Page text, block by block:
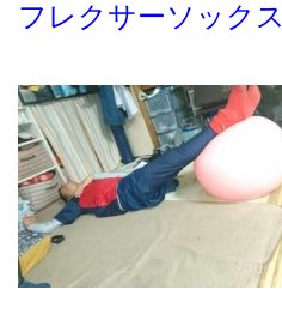
フレクサーソックス